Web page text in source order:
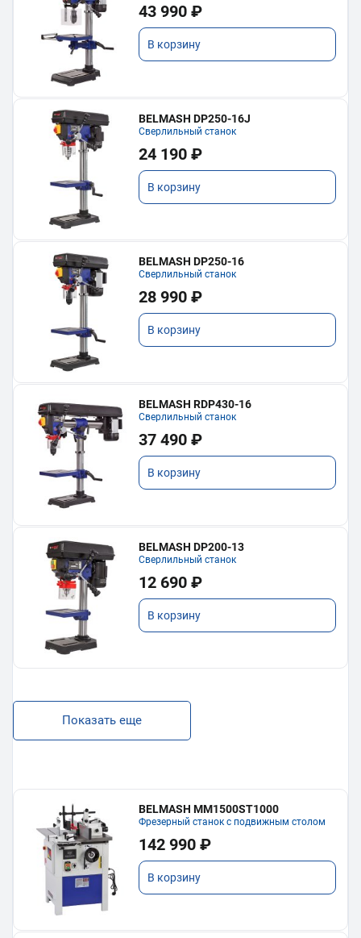
43 990 ₽
В корзину
BELMASH DP250-16J
Сверлильный станок
24 190 ₽
В корзину
BELMASH DP250-16
Сверлильный станок
28 990 ₽
В корзину
BELMASH RDP430-16
Сверлильный станок
37 490 ₽
В корзину
BELMASH DP200-13
Сверлильный станок
12 690 ₽
В корзину
Показать еще
BELMASH MM1500ST1000
Фрезерный станок с подвижным столом
142 990 ₽
В корзину